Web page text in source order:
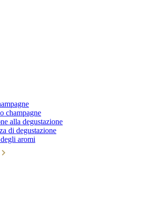
champagne
alla degustazione
di degustazione
aromi